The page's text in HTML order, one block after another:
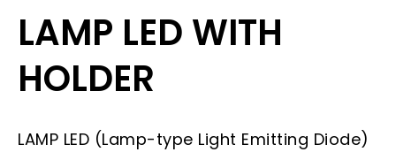
LAMP LED WITH
HOLDER
LAMP LED (Lamp-type Light Emitting Diode)